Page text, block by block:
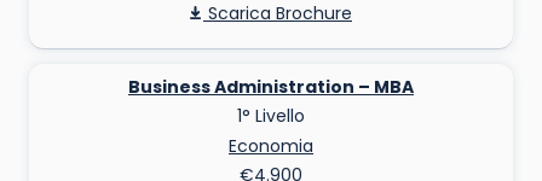
Scarica Brochure
Business Administration – MBA
1° Livello
Economia
€4.900